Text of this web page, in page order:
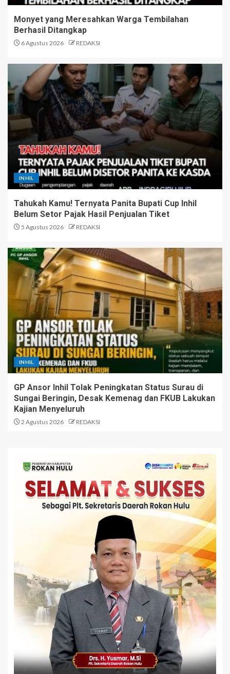
Monyet yang Meresahkan Warga Tembilahan
Berhasil Ditangkap
6 Agustus 2026 REDAKSI
INHIL
Tahukah Kamu! Ternyata Panita Bupati Cup Inhil
Belum Setor Pajak Hasil Penjualan Tiket
5 Agustus 2026 REDAKSI
INHIL
GP Ansor Inhil Tolak Peningkatan Status Surau di
Sungai Beringin, Desak Kemenag dan FKUB Lakukan
Kajian Menyeluruh
2 Agustus 2026 REDAKSI